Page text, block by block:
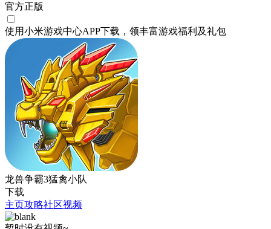
官方正版
使用小米游戏中心APP下载 ，领丰富游戏福利 及礼包
龙兽争霸3猛禽小队
下载
主页攻略社区视频